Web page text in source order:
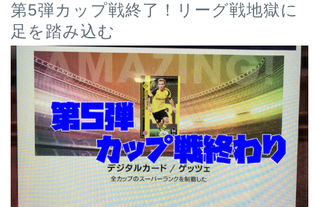
第5弾カップ戦終了！リーグ戦地獄に
足を踏み込む